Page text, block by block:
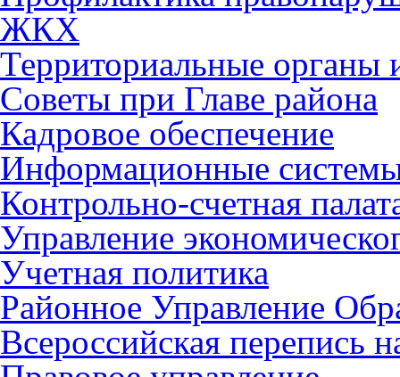
ЖКХ
Территориальные органы
Советы при Главе района
Кадровое обеспечение
Информационные
Контрольно-счетная
Управление
Учетная политика
Районное Управление
Всероссийская перепись